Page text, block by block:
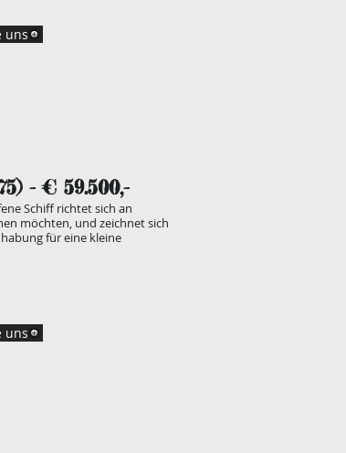
uns
) - € 59.500,-
Schiff richtet sich an
möchten, und zeichnet sich
für eine kleine
uns